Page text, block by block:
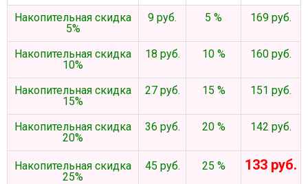
Накопительная скидка
5%
9 руб. 5 % 169 руб.
Накопительная скидка
10%
18 руб. 10 % 160 руб.
Накопительная скидка
15%
27 руб. 15 % 151 руб.
Накопительная скидка
20%
36 руб. 20 % 142 руб.
Накопительная скидка
25%
45 руб. 25 % 133 руб.